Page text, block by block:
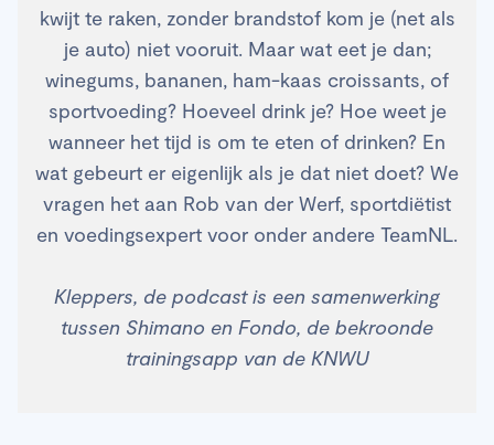
kwijt te raken, zonder brandstof kom je (net als
je auto) niet vooruit. Maar wat eet je dan;
winegums, bananen, ham-kaas croissants, of
sportvoeding? Hoeveel drink je? Hoe weet je
wanneer het tijd is om te eten of drinken? En
wat gebeurt er eigenlijk als je dat niet doet? We
vragen het aan Rob van der Werf, sportdiëtist
en voedingsexpert voor onder andere TeamNL.
Kleppers, de podcast is een samenwerking
tussen Shimano en Fondo, de bekroonde
trainingsapp van de KNWU